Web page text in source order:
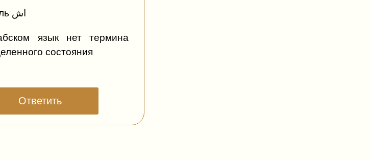
артикль اش
язык нет термина
состояния
Ответить